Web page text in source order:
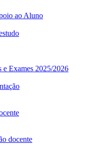
ao Aluno
e Exames 2025/2026
docente